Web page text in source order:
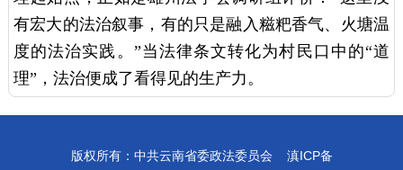
有宏大的法治叙事，有的只是融入糍粑香气、火塘温
度的法治实践。”当法律条文转化为村民口中的“道
理”，法治便成了看得见的生产力。
版权所有：中共云南省委政法委员会 滇ICP备